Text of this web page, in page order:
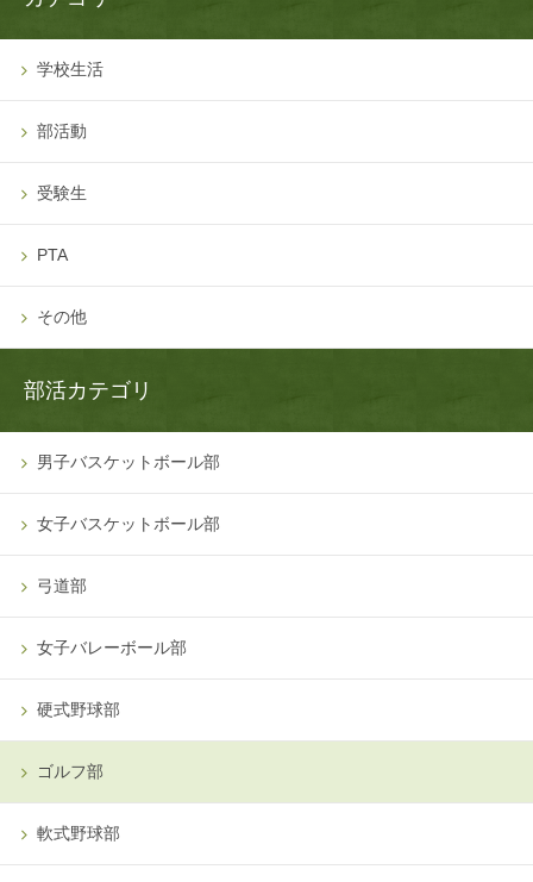
学校生活
部活動
受験生
PTA
その他
部活カテゴリ
男子バスケットボール部
女子バスケットボール部
弓道部
女子バレーボール部
硬式野球部
ゴルフ部
軟式野球部